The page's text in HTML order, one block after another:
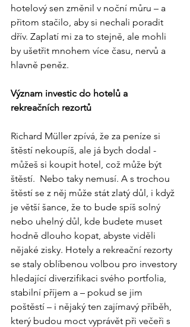
hotelový sen změnil v noční můru – a
přitom stačilo, aby si nechali poradit
dřív. Zaplatí mi za to stejně, ale mohli
by ušetřit mnohem více času, nervů a
hlavně peněz.
Význam investic do hotelů a
rekreačních rezortů
Richard Müller zpívá, že za peníze si
štěstí nekoupíš, ale já bych dodal -
můžeš si koupit hotel, což může být
štěstí.  Nebo taky nemusí. A s trochou
štěstí se z něj může stát zlatý důl, i když
je větší šance, že to bude spíš solný
nebo uhelný důl, kde budete muset
hodně dlouho kopat, abyste viděli
nějaké zisky. Hotely a rekreační rezorty
se staly oblíbenou volbou pro investory
hledající diverzifikaci svého portfolia,
stabilní příjem a – pokud se jim
poštěstí – i nějaký ten zajímavý příběh,
který budou moct vyprávět při večeři s